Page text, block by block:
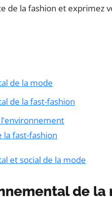
de la mode
de la fast-fashion
la fast-fashion
et social de la mode
de la